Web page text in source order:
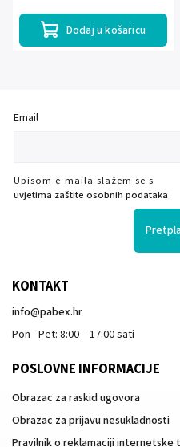
Dodaj u košaricu
Email
Upisom e-maila slažem se s
uvjetima zaštite osobnih podataka
KONTAKT
info@pabex.hr
Pon - Pet: 8:00 – 17:00 sati
POSLOVNE INFORMACIJE
Obrazac za raskid ugovora
Obrazac za prijavu nesukladnosti
Pravilnik o reklamaciji internetske